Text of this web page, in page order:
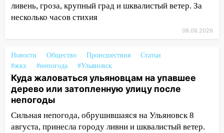
13:08 Ураган ударил по Ульяновску:
сорванные крыши, поваленные деревья,
затопленные улицы и остановившиеся
12:17 Ульяновск накрыл крупный град:
после ливня город снова уходит под
воду
12:12 Прокуратура взяла на контроль
ДТП с шестилетним ребёнком на улице
Федерации
ливень, гроза, крупный град и шквалистый ветер. За
несколько часов стихия
08.08.2026
Новости Общество Происшествия
Статьи
#жкх
#непогода #Ульяновск
Куда жаловаться ульяновцам на упавшее
дерево или затопленную улицу после
непогоды
Сильная непогода, обрушившаяся на Ульяновск 8
августа, принесла городу ливни и шквалистый ветер.